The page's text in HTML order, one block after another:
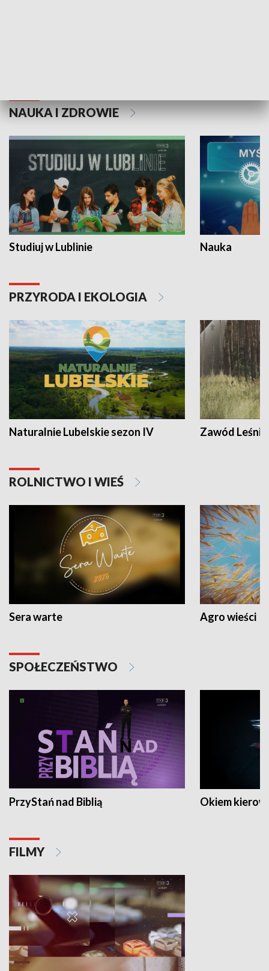
NAUKA I ZDROWIE
Studiuj w Lublinie Nauka
PRZYRODA I EKOLOGIA
Naturalnie Lubelskie sezon IV Zawód Leśnik
ROLNICTWO I WIEŚ
Sera warte Agro wieści
SPOŁECZEŃSTWO
PrzyStań nad Biblią Okiem
FILMY